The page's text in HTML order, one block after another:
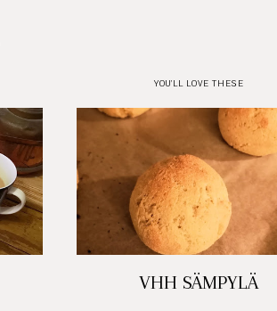
YOU'LL LOVE THESE
VHH SÄMPYLÄ